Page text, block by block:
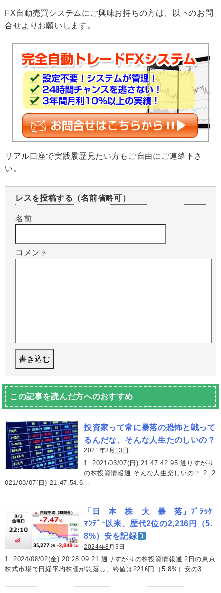
FX自動売買システムにご興味お持ちの方は、以下のお問
合せよりお願いします。
リアル口座で実践履歴見たい方もご自由にご連絡下さ
い。
レスを投稿する（名前省略可）
名前
コメント
この記事を読んだ方へのおすすめ
投資家って常に暴落の恐怖と戦って
るんだな、そんな人生たのしいの？
2021年3月13日
1: 2021/03/07(日) 21:47:42.95 通りすがり
の株投資情報通 そんな人生楽しいの？ 2: 2
021/03/07(日) 21:47:54.6…
「日 本 株 大 暴 落」ﾌﾞﾗｯｸ
ﾏﾝﾃﾞｰ以来、歴代2位の2,216円（5.
8%）安を記録
2024年8月3日
1: 2024/08/02(金) 20:28:09.21 通りすがりの株投資情報通 2日の東京
株式市場で日経平均株価が急落し、終値は2216円（5.8%）安の3…